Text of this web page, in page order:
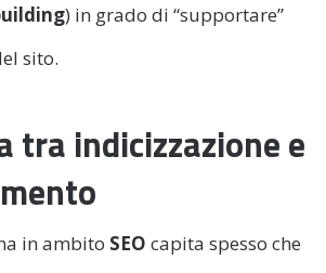
) in grado di “supportare”
sito.
tra indicizzazione e
in ambito SEO capita spesso che